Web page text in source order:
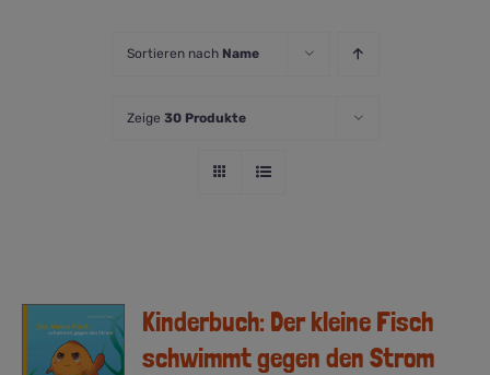
Sortieren nach Name
Zeige 30 Produkte
Kinderbuch: Der kleine Fisch
schwimmt gegen den Strom